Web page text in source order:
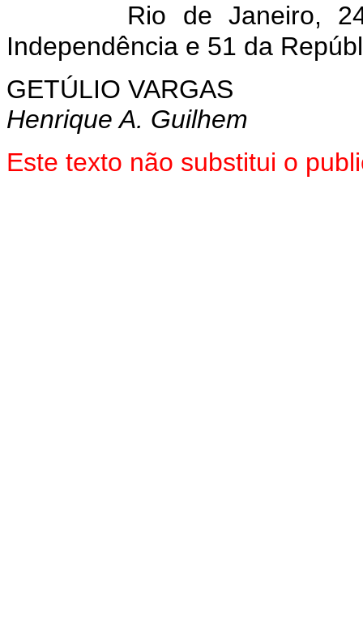
Rio de Janeiro,
Independência e 51 da
GETÚLIO VARGAS
Henrique A. Guilhem
Este texto não substitui o